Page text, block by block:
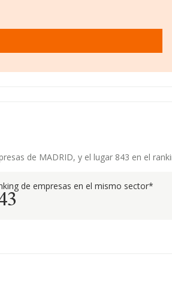
de MADRID, y el lugar 843 en el
de empresas en el mismo sector*